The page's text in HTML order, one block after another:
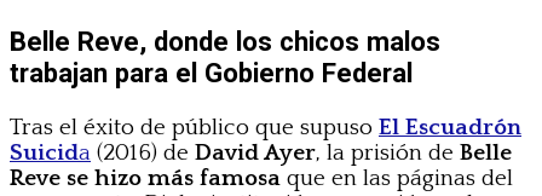
Belle Reve, donde los chicos malos
trabajan para el Gobierno Federal
Tras el éxito de público que supuso El Escuadrón
Suicida (2016) de David Ayer, la prisión de Belle
Reve se hizo más famosa que en las páginas del